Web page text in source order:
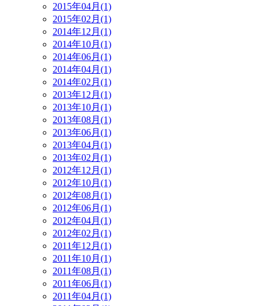
2015年04月(1)
2015年02月(1)
2014年12月(1)
2014年10月(1)
2014年06月(1)
2014年04月(1)
2014年02月(1)
2013年12月(1)
2013年10月(1)
2013年08月(1)
2013年06月(1)
2013年04月(1)
2013年02月(1)
2012年12月(1)
2012年10月(1)
2012年08月(1)
2012年06月(1)
2012年04月(1)
2012年02月(1)
2011年12月(1)
2011年10月(1)
2011年08月(1)
2011年06月(1)
2011年04月(1)